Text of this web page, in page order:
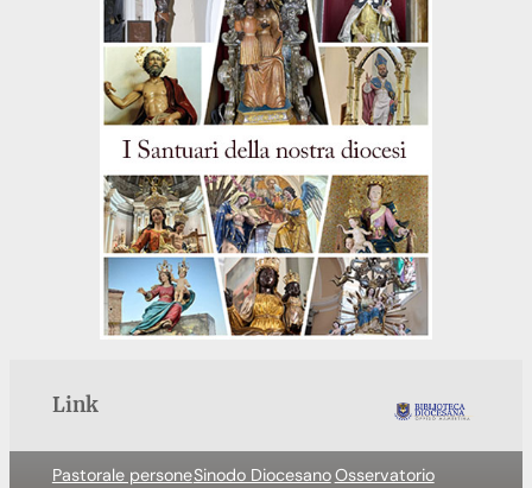
Link
Pastorale personeSinodo DiocesanoOsservatorio